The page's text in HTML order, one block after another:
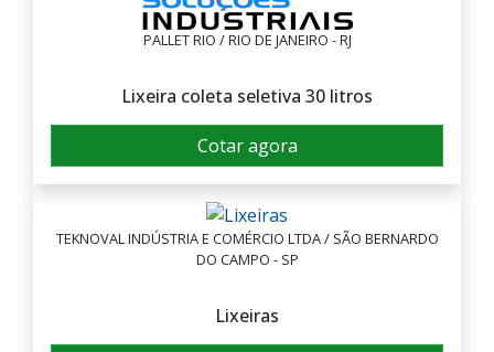
PALLET RIO / RIO DE JANEIRO - RJ
Lixeira coleta seletiva 30 litros
Cotar agora
TEKNOVAL INDÚSTRIA E COMÉRCIO LTDA / SÃO BERNARDO
DO CAMPO - SP
Lixeiras